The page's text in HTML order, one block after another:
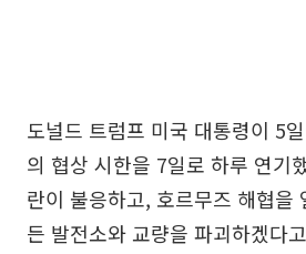
도널드 트럼프 미국 대통령이 5
의 협상 시한을 7일로 하루 연기
란이 불응하고, 호르무즈 해협을
든 발전소와 교량을 파괴하겠다